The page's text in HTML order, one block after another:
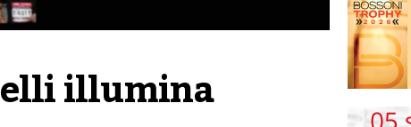
illumina